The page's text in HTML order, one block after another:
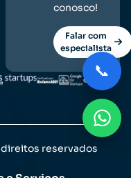
📞
conosco!
Falar com
especialista
direitos reservados